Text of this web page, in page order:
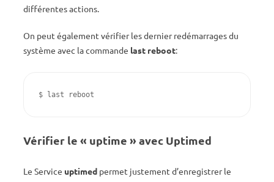
différentes actions.
On peut également vérifier les dernier redémarrages du
système avec la commande last reboot:
$ last reboot
Vérifier le « uptime » avec Uptimed
Le Service uptimed permet justement d’enregistrer le